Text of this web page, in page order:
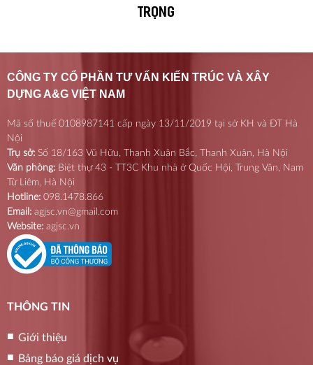
TRỌNG
CÔNG TY CỔ PHẦN TƯ VẤN KIẾN TRÚC VÀ XÂY
DỰNG A&G VIỆT NAM
Mã số thuế 0108987141 cấp ngày 13/11/2019 tại sở KH và ĐT Hà
Nội
Trụ sở: Số 18/163 Vũ Hữu, Thanh Xuân Bắc, Thanh Xuân, Hà Nội
Văn phòng: Biệt thự 43 - TT3C Khu nhà ở Quốc Hội, Trung Văn, Nam
Từ Liêm, Hà Nội
Hotline: 098.1478.866
Email: agjsc.vn@gmail.com
Website: agjsc.vn
THÔNG TIN
Giới thiệu
Bảng báo giá dịch vụ